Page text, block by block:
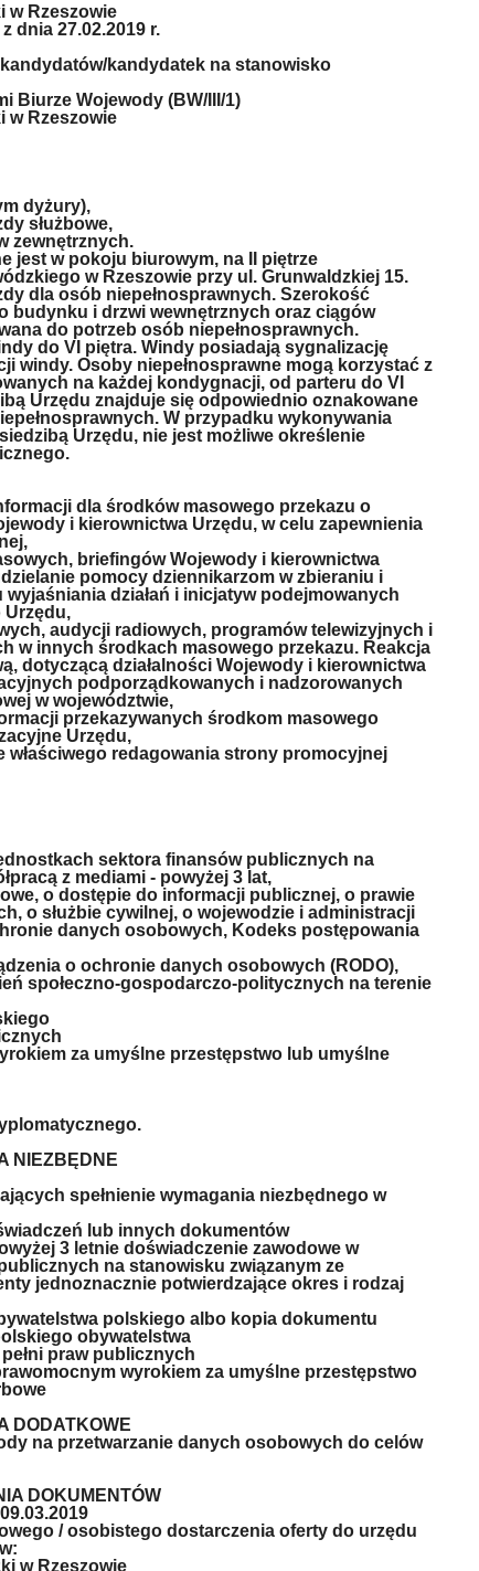
w Rzeszowie
dnia 27.02.2019 r.
kandydatek na stanowisko
Biurze Wojewody (BW/III/1)
w Rzeszowie
dyżury),
służbowe,
zewnętrznych.
jest w pokoju biurowym, na II piętrze
w Rzeszowie przy ul. Grunwaldzkiej 15.
dla osób niepełnosprawnych. Szerokość
budynku i drzwi wewnętrznych oraz ciągów
do potrzeb osób niepełnosprawnych.
do VI piętra. Windy posiadają sygnalizację
windy. Osoby niepełnosprawne mogą korzystać z
na każdej kondygnacji, od parteru do VI
Urzędu znajduje się odpowiednio oznakowane
W przypadku wykonywania
Urzędu, nie jest możliwe określenie
dla środków masowego przekazu o
i kierownictwa Urzędu, w celu zapewnienia
briefingów Wojewody i kierownictwa
pomocy dziennikarzom w zbieraniu i
działań i inicjatyw podejmowanych
Urzędu,
audycji radiowych, programów telewizyjnych i
w innych środkach masowego przekazu. Reakcja
dotyczącą działalności Wojewody i kierownictwa
podporządkowanych i nadzorowanych
w województwie,
przekazywanych środkom masowego
Urzędu,
właściwego redagowania strony promocyjnej
sektora finansów publicznych na
z mediami - powyżej 3 lat,
o dostępie do informacji publicznej, o prawie
o służbie cywilnej, o wojewodzie i administracji
danych osobowych, Kodeks postępowania
o ochronie danych osobowych (RODO),
społeczno-gospodarczo-politycznych na terenie
za umyślne przestępstwo lub umyślne
NIEZBĘDNE
spełnienie wymagania niezbędnego w
lub innych dokumentów
3 letnie doświadczenie zawodowe w
na stanowisku związanym ze
jednoznacznie potwierdzające okres i rodzaj
polskiego albo kopia dokumentu
obywatelstwa
praw publicznych
wyrokiem za umyślne przestępstwo
DODATKOWE
na przetwarzanie danych osobowych do celów
DOKUMENTÓW
/ osobistego dostarczenia oferty do urzędu
w Rzeszowie